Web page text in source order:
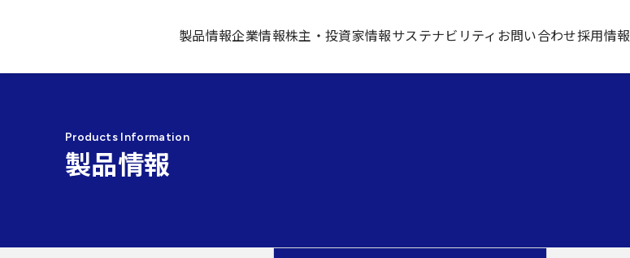
製品情報企業情報株主・投資家情報サステナビリティ お問い合わせ採用情報
Products Information
製品情報